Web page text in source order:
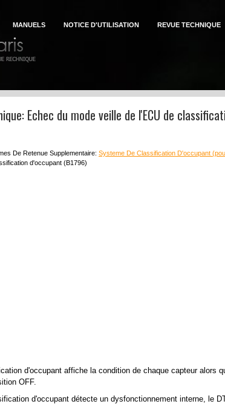
MANUELS NOTICE D'UTILISATION REVUE TECHNIQUE
Echec du mode veille de l'ECU de
De Retenue Supplementaire: Systeme De Classification D'occupant
d'occupant (B1796)
d'occupant affiche la condition de chaque capteur alors
OFF.
d'occupant détecte un dysfonctionnement interne, le